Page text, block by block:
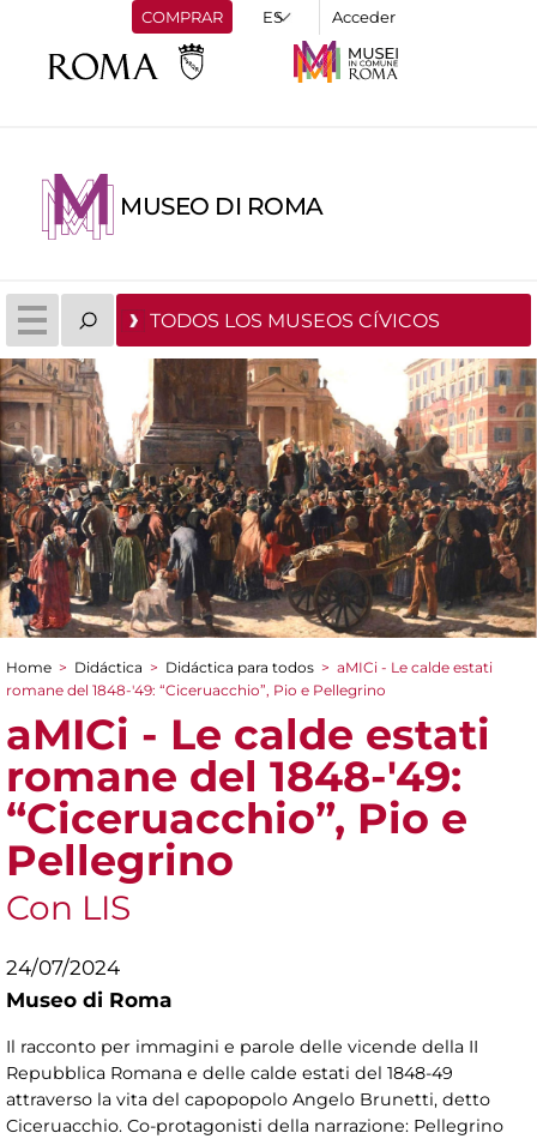
COMPRAR Acceder
MUSEO DI ROMA
TODOS LOS MUSEOS CÍVICOS
You are here
Home > Didáctica > Didáctica para todos > aMICi - Le calde estati
romane del 1848-′49: “Ciceruacchio”, Pio e Pellegrino
aMICi - Le calde estati
romane del 1848-′49:
“Ciceruacchio”, Pio e
Pellegrino
Con LIS
24/07/2024
Museo di Roma
Il racconto per immagini e parole delle vicende della II
Repubblica Romana e delle calde estati del 1848-49
attraverso la vita del capopopolo Angelo Brunetti, detto
Ciceruacchio. Co-protagonisti della narrazione: Pellegrino